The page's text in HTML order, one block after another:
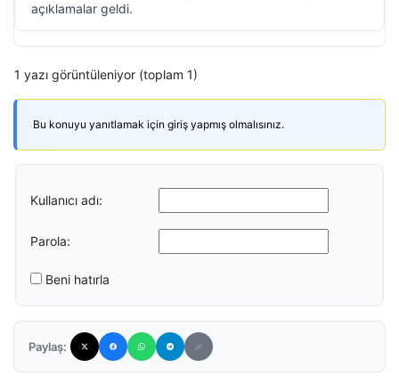
açıklamalar geldi.
1 yazı görüntüleniyor (toplam 1)
Bu konuyu yanıtlamak için giriş yapmış olmalısınız.
Kullanıcı adı:
Parola:
Beni hatırla
Paylaş: